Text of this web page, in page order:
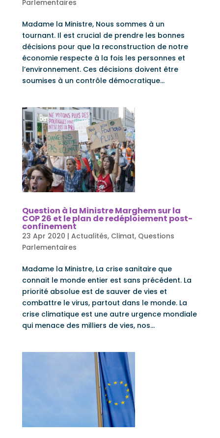
Parlementaires
Madame la Ministre, Nous sommes à un
tournant. Il est crucial de prendre les bonnes
décisions pour que la reconstruction de notre
économie respecte à la fois les personnes et
l’environnement. Ces décisions doivent être
soumises à un contrôle démocratique...
Question à la Ministre Marghem sur la
COP 26 et le plan de redéploiement post-
confinement
23 Apr 2020 | Actualités, Climat, Questions
Parlementaires
Madame la Ministre, La crise sanitaire que
connait le monde entier est sans précédent. La
priorité absolue est de sauver de vies et
combattre le virus, partout dans le monde. La
crise climatique est une autre urgence mondiale
qui menace des milliers de vies, nos...